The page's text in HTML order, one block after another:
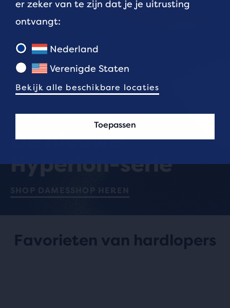
De nieuwe
Hyperion-serie
SHOP DAMES SHOP HEREN
Favorieten van hardlopers
er zeker van te zijn dat je je uitrusting
ontvangt:
Nederland
Verenigde Staten
Bekijk alle beschikbare locaties
Toepassen